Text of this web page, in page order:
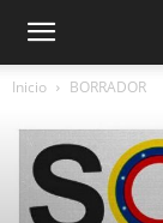
Inicio BORRADOR